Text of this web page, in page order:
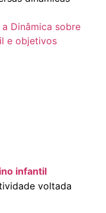
infantil
voltada